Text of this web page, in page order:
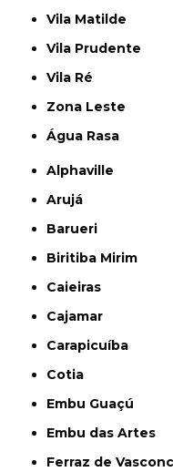
Vila Matilde
Vila Prudente
Vila Ré
Zona Leste
Água Rasa
Alphaville
Arujá
Barueri
Biritiba Mirim
Caieiras
Cajamar
Carapicuíba
Cotia
Embu Guaçú
Embu das Artes
Ferraz de